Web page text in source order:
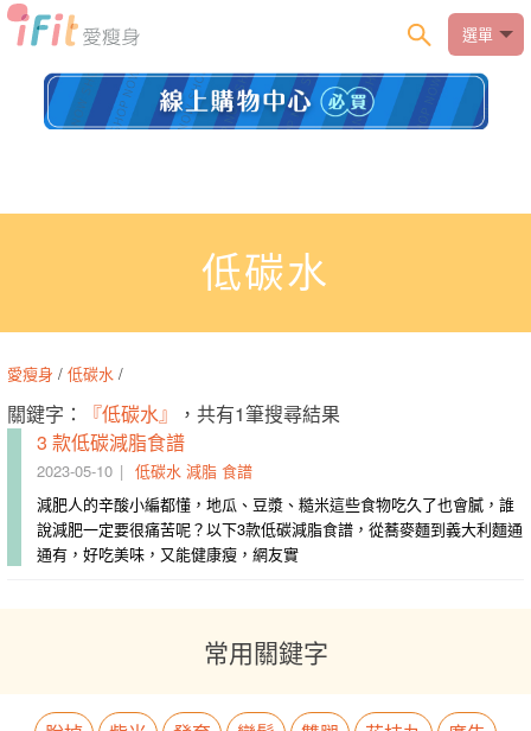
選單
低碳水
愛瘦身 / 低碳水 /
關鍵字： 『低碳水』
，共有1筆搜尋結果
3 款低碳減脂食譜
2023-05-10 低碳水 減脂 食譜
減肥人的辛酸小編都懂，地瓜、豆漿、糙米這些食物吃久了也會膩，誰
說減肥一定要很痛苦呢？以下3款低碳減脂食譜，從蕎麥麵到義大利麵通
通有，好吃美味，又能健康瘦，網友實
常用關鍵字